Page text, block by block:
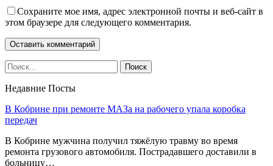
Сохраните мое имя, адрес электронной почты и веб-сайт в
этом браузере для следующего комментария.
Недавние Посты
В Кобрине при ремонте МАЗа на рабочего упала коробка
передач
В Кобрине мужчина получил тяжёлую травму во время
ремонта грузового автомобиля. Пострадавшего доставили в
больницу…